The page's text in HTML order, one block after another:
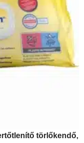
törlőkendő,